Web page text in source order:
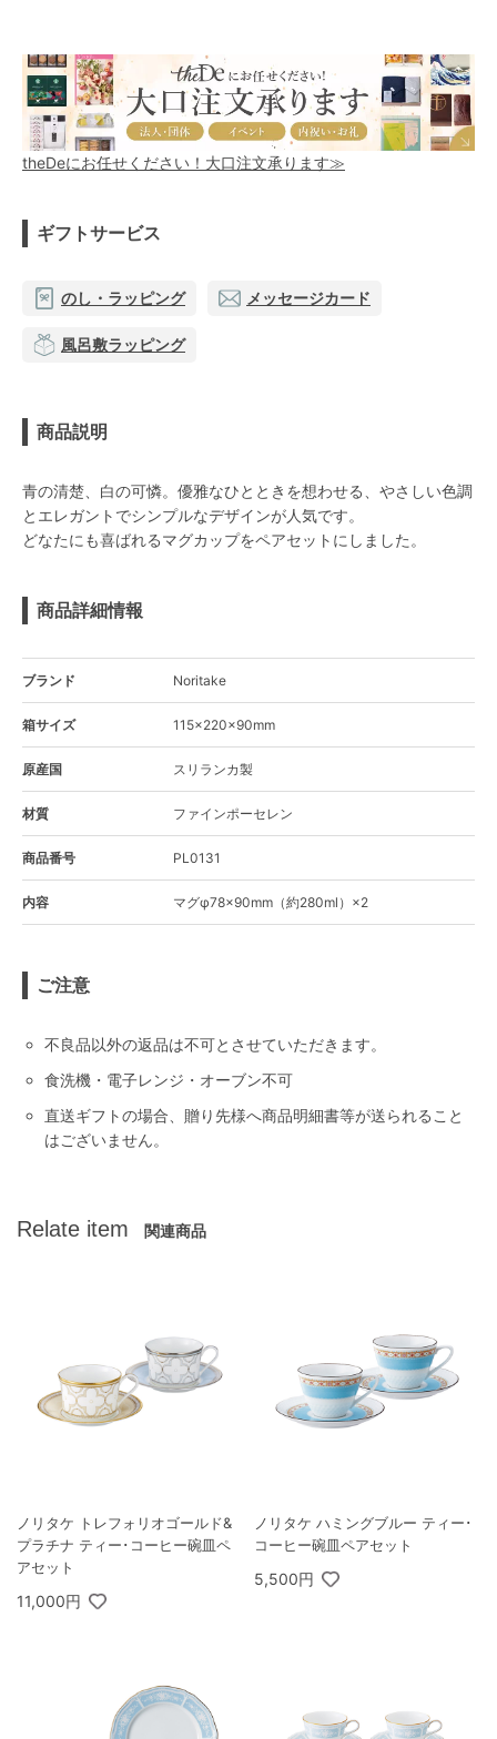
theDeにお任せください！大口注文承ります≫
ギフトサービス
のし・ラッピング メッセージカード
風呂敷ラッピング
商品説明
青の清楚、白の可憐。優雅なひとときを想わせる、やさしい色調
とエレガントでシンプルなデザインが人気です。
どなたにも喜ばれるマグカップをペアセットにしました。
商品詳細情報
ブランド Noritake
箱サイズ 115×220×90mm
原産国 スリランカ製
材質 ファインポーセレン
商品番号 PL0131
内容 マグφ78×90mm（約280ml）×2
ご注意
不良品以外の返品は不可とさせていただきます。
食洗機・電子レンジ・オーブン不可
直送ギフトの場合、贈り先様へ商品明細書等が送られること
はございません。
Relate item 関連商品
ノリタケ トレフォリオゴールド&
プラチナ ティー･コーヒー碗皿ペ
アセット
11,000円
ノリタケ ハミングブルー ティー･
コーヒー碗皿ペアセット
5,500円